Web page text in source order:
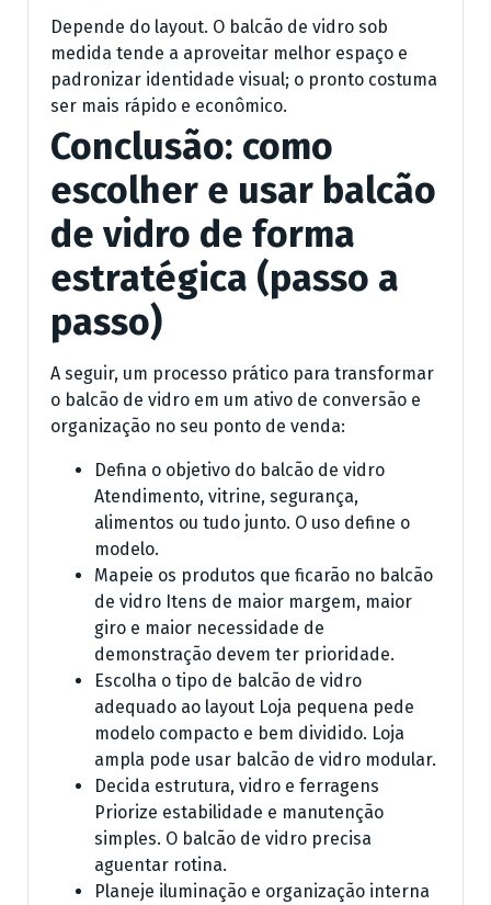
Depende do layout. O balcão de vidro sob
medida tende a aproveitar melhor espaço e
padronizar identidade visual; o pronto costuma
ser mais rápido e econômico.
Conclusão: como
escolher e usar balcão
de vidro de forma
estratégica (passo a
passo)
A seguir, um processo prático para transformar
o balcão de vidro em um ativo de conversão e
organização no seu ponto de venda:
Defina o objetivo do balcão de vidro
Atendimento, vitrine, segurança,
alimentos ou tudo junto. O uso define o
modelo.
Mapeie os produtos que ficarão no balcão
de vidro Itens de maior margem, maior
giro e maior necessidade de
demonstração devem ter prioridade.
Escolha o tipo de balcão de vidro
adequado ao layout Loja pequena pede
modelo compacto e bem dividido. Loja
ampla pode usar balcão de vidro modular.
Decida estrutura, vidro e ferragens
Priorize estabilidade e manutenção
simples. O balcão de vidro precisa
aguentar rotina.
Planeje iluminação e organização interna